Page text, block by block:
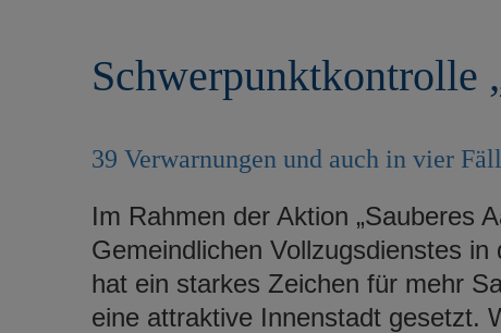
Schwerpunktkontrolle
39 Verwarnungen und auch in vier
Im Rahmen der Aktion „Sauberes
Gemeindlichen Vollzugsdienstes
hat ein starkes Zeichen für mehr
eine attraktive Innenstadt gesetzt.